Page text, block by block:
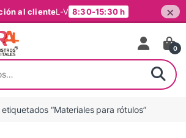
al clienteL-V 8:30-15:30 h ×
0
“Materiales para rótulos”